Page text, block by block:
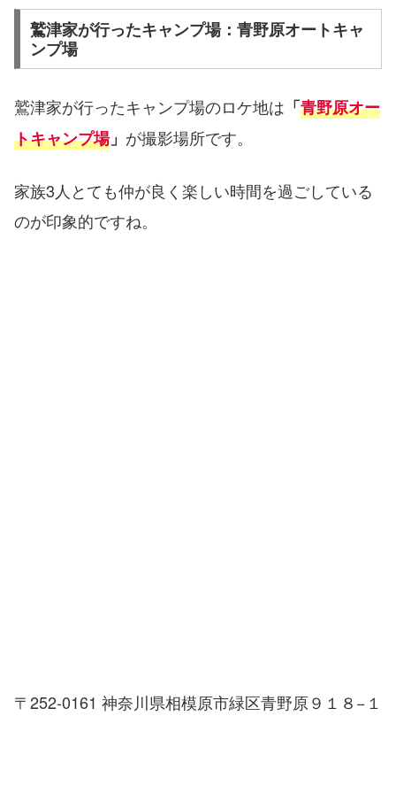
鷲津家が行ったキャンプ場：青野原オートキャ
ンプ場
鷲津家が行ったキャンプ場のロケ地は 「青野原オー
トキャンプ場」 が撮影場所です。
家族3人とても仲が良く楽しい時間を過ごしている
のが印象的ですね。
〒252-0161 神奈川県相模原市緑区青野原９１８−１